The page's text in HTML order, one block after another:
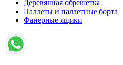
Деревянная обрешетка
Паллеты и паллетные борта
Фанерные ящики